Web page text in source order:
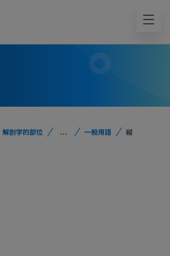
解剖学的部位 ... 一般用語 縦